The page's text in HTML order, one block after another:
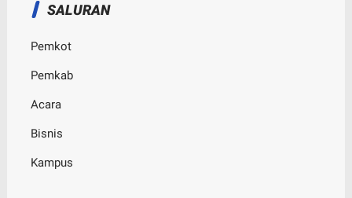
SALURAN
Pemkot
Pemkab
Acara
Bisnis
Kampus